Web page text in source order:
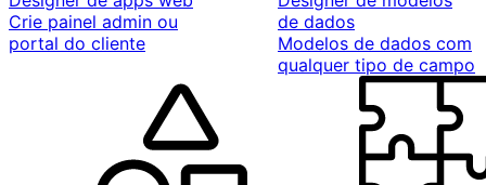
Crie painel admin ou
portal do cliente
de dados
Modelos de dados com
qualquer tipo de campo